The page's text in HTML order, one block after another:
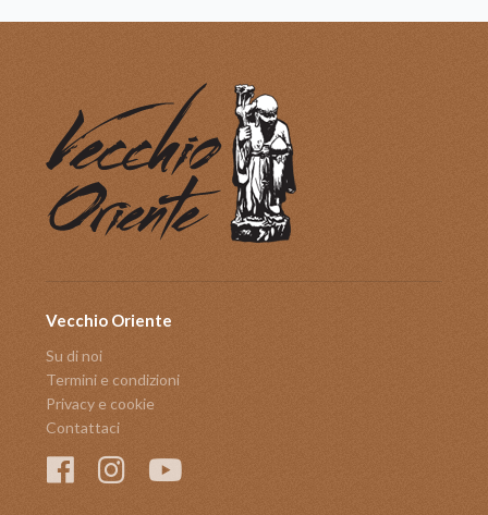
Vecchio Oriente
Su di noi
Termini e condizioni
Privacy e cookie
Contattaci